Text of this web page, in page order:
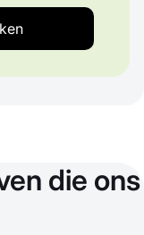
die ons